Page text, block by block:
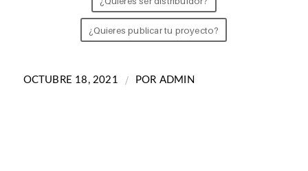
¿Quieres publicar tu proyecto?
OCTUBRE 18, 2021 / POR ADMIN